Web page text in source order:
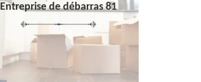
Entreprise de débarras 81